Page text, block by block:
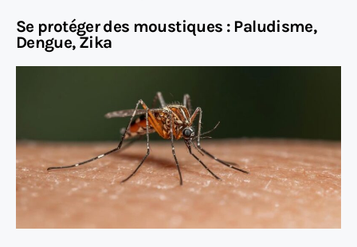
Se protéger des moustiques : Paludisme,
Dengue, Zika